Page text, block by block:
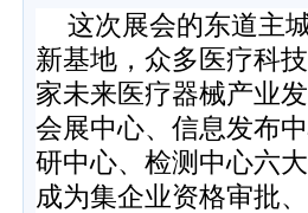
这次展会的东道主
新基地，众多医疗科
家未来医疗器械产业
会展中心、信息发布
研中心、检测中心六
成为集企业资格审批